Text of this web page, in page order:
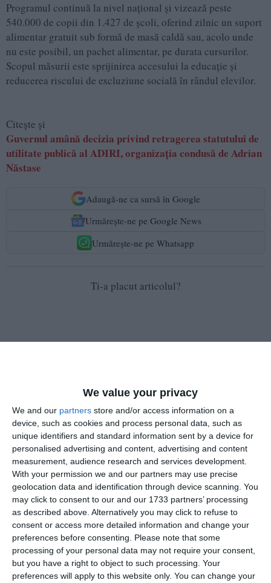
We value your privacy
We and our partners store and/or access information on a
device, such as cookies and process personal data, such as
unique identifiers and standard information sent by a device for
personalised advertising and content, advertising and content
measurement, audience research and services development.
With your permission we and our partners may use precise
geolocation data and identification through device scanning. You
may click to consent to our and our 1733 partners’ processing
as described above. Alternatively you may click to refuse to
consent or access more detailed information and change your
preferences before consenting. Please note that some
processing of your personal data may not require your consent,
but you have a right to object to such processing. Your
preferences will apply to this website only. You can change your
Programul continuă la nivel național și vizează peste
540.000 de copii din 1.427 de școli, oferind zilnic un suport
alimentar gratuit sub formă de masă caldă sau, acolo unde
nu este posibil, un pachet alimentar, pe durata cursurilor.
Scopul măsurii este sprijinirea accesului la educație și
reducerea riscului de excluziune socială în rândul elevilor.
Citește și
Guvernul amână decizia privind retragerea statutului de
utilitate publică al ADIRI, organizația condusă de Adrian
Năstase
Adaugă-ne ca sursă în Google
Urmărește-ne pe Google News
Urmărește-ne pe Whatsapp
Ti-a placut articolul?
Nume
Email
Comentariu